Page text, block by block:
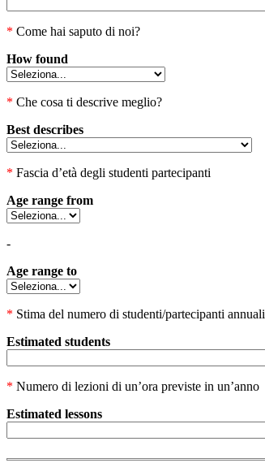
* Come hai saputo di noi?
How found
* Che cosa ti descrive meglio?
Best describes
* Fascia d’età degli studenti partecipanti
Age range from
-
Age range to
* Stima del numero di studenti/partecipanti annuali
Estimated students
* Numero di lezioni di un’ora previste in un’anno
Estimated lessons